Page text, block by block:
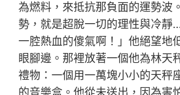
為燃料，來抵抗那負面的運勢波
勢，就是超脫一切的理性與冷靜
一腔熱血的傻氣啊！」他絕望地
眼腳邊。那裡放著一個他為林天
禮物：一個用一萬塊小小的天秤